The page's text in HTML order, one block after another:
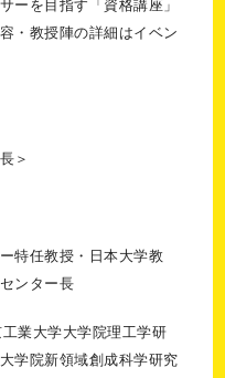
ーを目指す「資格講座」
・教授陣の詳細はイベン
＞
特任教授・日本大学教
ンター長
業大学大学院理工学研
学院新領域創成科学研究